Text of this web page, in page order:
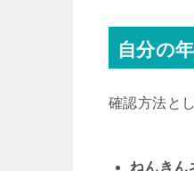
自分の
確認方法と
ねんきん